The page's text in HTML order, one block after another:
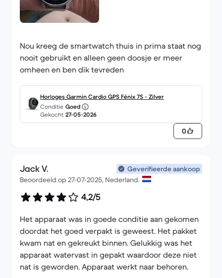
Nou kreeg de smartwatch thuis in prima staat nog
nooit gebruikt en alleen geen doosje er meer
omheen en ben dik tevreden
Horloges Garmin Cardio GPS Fénix 7S - Zilver
Conditie Goed
Gekocht 27-05-2026
0
Jack V.
Geverifieerde aankoop
Beoordeeld op 27-07-2025, Nederland.
4,2/5
Het apparaat was in goede conditie aan gekomen
doordat het goed verpakt is geweest. Het pakket
kwam nat en gekreukt binnen. Gelukkig was het
apparaat watervast in gepakt waardoor deze niet
nat is geworden. Apparaat werkt naar behoren.